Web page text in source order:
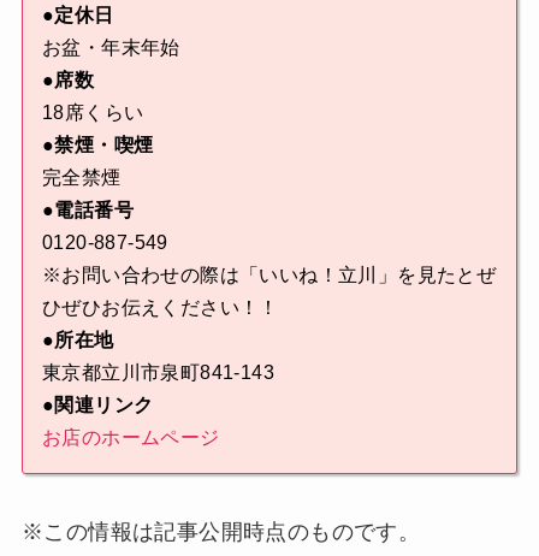
●定休日
お盆・年末年始
●席数
18席くらい
●禁煙・喫煙
完全禁煙
●電話番号
0120-887-549
※お問い合わせの際は「いいね！立川」を見たとぜ
ひぜひお伝えください！！
●所在地
東京都立川市泉町841-143
●関連リンク
お店のホームページ
※この情報は記事公開時点のものです。